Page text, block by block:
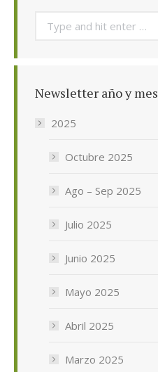
Search:
Newsletter año y mes
2025
Octubre 2025
Ago – Sep 2025
Julio 2025
Junio 2025
Mayo 2025
Abril 2025
Marzo 2025